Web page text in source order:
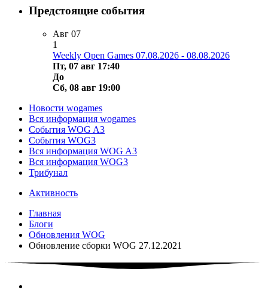
Предстоящие события
Авг 07
1
Weekly Open Games 07.08.2026 - 08.08.2026
Пт, 07 авг 17:40
До
Сб, 08 авг 19:00
Новости wogames
Вся информация wogames
События WOG A3
События WOG3
Вся информация WOG A3
Вся информация WOG3
Трибунал
Активность
Главная
Блоги
Обновления WOG
Обновление сборки WOG 27.12.2021